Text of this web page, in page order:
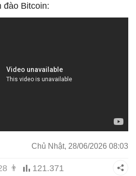
đào Bitcoin:
Chủ Nhật, 28/06/2026 08:03
👨 121.371